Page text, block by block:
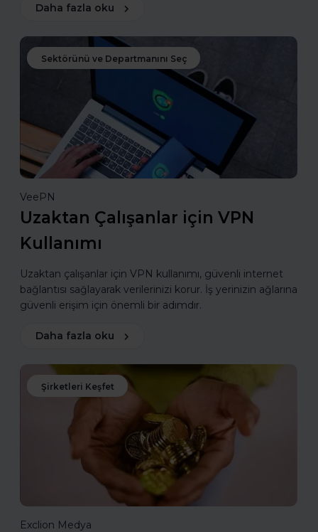
Daha fazla oku
Sektörünü ve Departmanını Seç
VeePN
Uzaktan Çalışanlar için VPN
Kullanımı
Uzaktan çalışanlar için VPN kullanımı, güvenli internet
bağlantısı sağlayarak verilerinizi korur. İş yerinizin ağlarına
güvenli erişim için önemli bir adımdır.
Daha fazla oku
Şirketleri Keşfet
Exclion Medya